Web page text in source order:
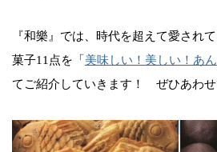
『和樂』では、時代を超えて愛され
菓子11点を「 美味しい！美しい！あ
てご紹介していきます！ ぜひあわせ